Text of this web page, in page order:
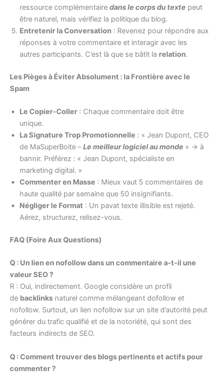
ressource complémentaire dans le corps du texte peut
être naturel, mais vérifiez la politique du blog.
Entretenir la Conversation : Revenez pour répondre aux
réponses à votre commentaire et interagir avec les
autres participants. C’est là que se bâtit la relation.
Les Pièges à Éviter Absolument : la Frontière avec le
Spam
Le Copier-Coller : Chaque commentaire doit être
unique.
La Signature Trop Promotionnelle : « Jean Dupont, CEO
de MaSuperBoite –Le meilleur logiciel au monde » → à
bannir. Préférez : « Jean Dupont, spécialiste en
marketing digital. »
Commenter en Masse : Mieux vaut 5 commentaires de
haute qualité par semaine que 50 insignifiants.
Négliger le Format : Un pavat texte illisible est rejeté.
Aérez, structurez, relisez-vous.
FAQ (Foire Aux Questions)
Q : Un lien en nofollow dans un commentaire a-t-il une
valeur SEO ?
R : Oui, indirectement. Google considère un profil
de backlinks naturel comme mélangeant dofollow et
nofollow. Surtout, un lien nofollow sur un site d’autorité peut
générer du trafic qualifié et de la notoriété, qui sont des
facteurs indirects de SEO.
Q : Comment trouver des blogs pertinents et actifs pour
commenter ?